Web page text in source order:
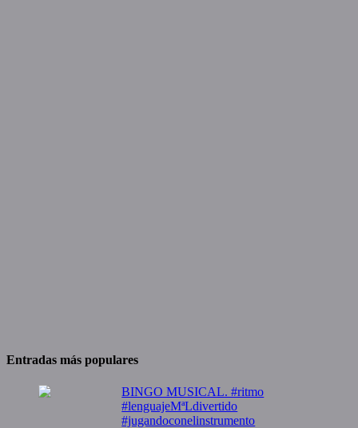
Entradas más populares
BINGO MUSICAL. #ritmo
#lenguajeMªLdivertido
#jugandoconelinstrumento